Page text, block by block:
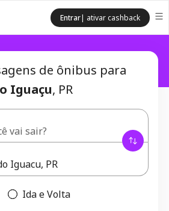
Entrar| ativar cashback
de ônibus para
Iguaçu, PR
Ida e Volta